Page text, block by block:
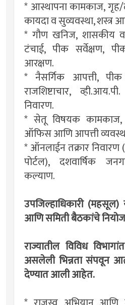
* आस्थापना कामकाज, गृह/
कायदा व सुव्यवस्था, शस्त्र
* गौण खनिज, शासकीय
टंचाई, पीक सर्वेक्षण,
आरक्षण.
* नैसर्गिक आपत्ती,
राजशिष्टाचार,
निवारण.
* सेतू विषयक कामकाज,
ऑफिस आणि आपत्ती
* ऑनलाईन तक्रार
पोर्टल), दशवार्षिक
कल्याण.
उपजिल्हाधिकारी
आणि समिती बैठकांचे
राज्यातील विविध
असलेली भिन्नता संपवून
देण्यात आली आहेत.